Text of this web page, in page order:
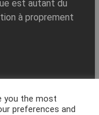
est autant du
à proprement
you the most
preferences and